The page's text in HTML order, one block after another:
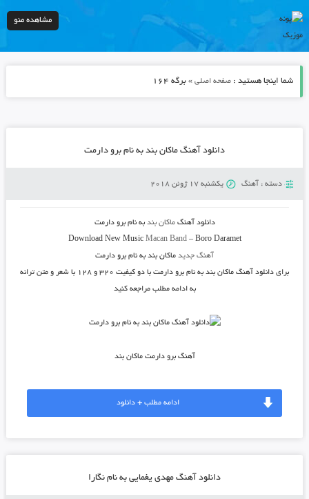
مشاهده منو
شما اینجا هستید : صفحه اصلی» برگه 164
دانلود آهنگ ماکان بند به نام برو دارمت
دسته : آهنگ یکشنبه 17 ژوئن 2018
دانلود آهنگماکان بند به نامبرو دارمت
Download New Music Macan Band– Boro Daramet
آهنگ جدیدماکان بند به نام برو دارمت
برای دانلود آهنگ ماکان بند به نام برو دارمت با دو کیفیت ۳۲۰ و ۱۲۸ با شعر و متن ترانه
به ادامه مطلب مراجعه کنید
آهنگ برو دارمت ماکان بند
ادامه مطلب + دانلود
دانلود آهنگ مهدی یغمایی به نام نگارا